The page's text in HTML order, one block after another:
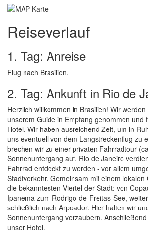
Reiseverlauf
1. Tag: Anreise
Flug nach Brasilien.
2. Tag: Ankunft in Rio de
Herzlich willkommen in Brasilien! Wir
unserem Guide in Empfang genommen und
Hotel. Wir haben ausreichend Zeit, um in
uns eventuell von dem Langstreckenflug zu
brechen wir zu einer privaten Fahrradtour
Sonnenuntergang auf. Rio de Janeiro
Fahrrad entdeckt zu werden - vor allem
Stadtverkehr. Gemeinsam mit einem lokalen
die bekanntesten Viertel der Stadt: von
Ipanema zum Rodrigo-de-Freitas-See,
schließlich nach Arpoador. Hier halten wir
Sonnenuntergang verzaubern.
unser Hotel.